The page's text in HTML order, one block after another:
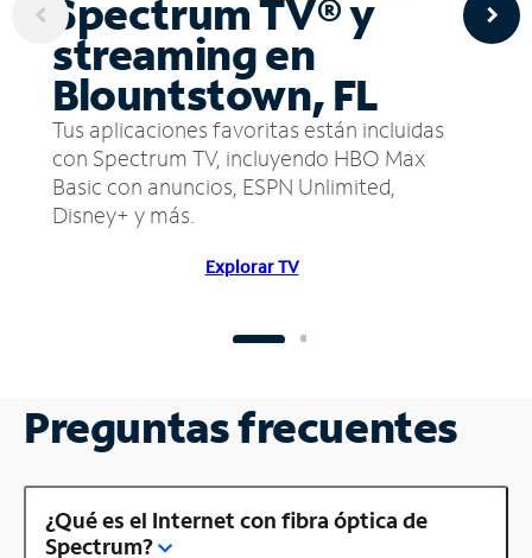
Spectrum TV® y
streaming en
Blountstown, FL
Tus aplicaciones favoritas están incluidas
con Spectrum TV, incluyendo HBO Max
Basic con anuncios, ESPN Unlimited,
Disney+ y más.
Explorar TV
Preguntas frecuentes
¿Qué es el Internet con fibra óptica de
Spectrum?